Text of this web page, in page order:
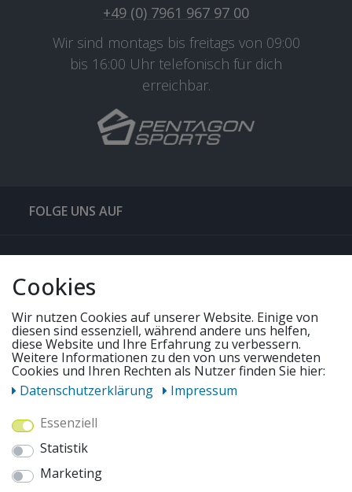
+49 (0) 7961 967 97 00
Wir sind montags bis freitags von 09:00
bis 16:00 Uhr telefonisch für dich
erreichbar.
FOLGE UNS AUF
QUICKLINKS & TIPPS
UNSERE ANGEBOTE
WIR VERSENDEN MIT
Cookies
Wir nutzen Cookies auf unserer Website. Einige von
diesen sind essenziell, während andere uns helfen,
diese Website und Ihre Erfahrung zu verbessern.
Weitere Informationen zu den von uns verwendeten
Cookies und Ihren Rechten als Nutzer finden Sie hier:
Daten­schutz­erklärung
Impressum
Essenziell
Statistik
Marketing